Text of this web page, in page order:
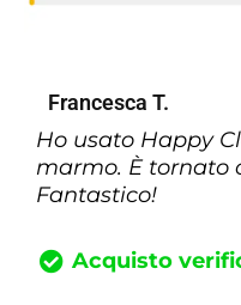
Francesca T.
Ho usato Happy
marmo. È tornato
Fantastico!
Acquisto